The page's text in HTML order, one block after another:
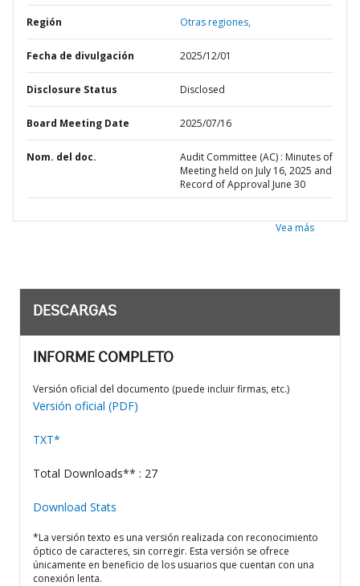
Región Otras regiones,
Fecha de divulgación 2025/12/01
Disclosure Status Disclosed
Board Meeting Date 2025/07/16
Nom. del doc.
Audit Committee (AC) : Minutes of
Meeting held on July 16, 2025 and
Record of Approval June 30
Vea más
DESCARGAS
INFORME COMPLETO
Versión oficial del documento (puede incluir firmas, etc.)
Versión oficial (PDF)
TXT*
Total Downloads** : 27
Download Stats
*La versión texto es una versión realizada con reconocimiento
óptico de caracteres, sin corregir. Esta versión se ofrece
únicamente en beneficio de los usuarios que cuentan con una
conexión lenta.